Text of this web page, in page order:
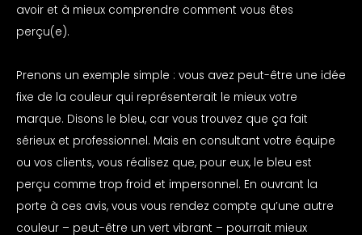
avoir et à mieux comprendre comment vous êtes
perçu(e).
Prenons un exemple simple : vous avez peut-être une idée
fixe de la couleur qui représenterait le mieux votre
marque. Disons le bleu, car vous trouvez que ça fait
sérieux et professionnel. Mais en consultant votre équipe
ou vos clients, vous réalisez que, pour eux, le bleu est
perçu comme trop froid et impersonnel. En ouvrant la
porte à ces avis, vous vous rendez compte qu’une autre
couleur – peut-être un vert vibrant – pourrait mieux